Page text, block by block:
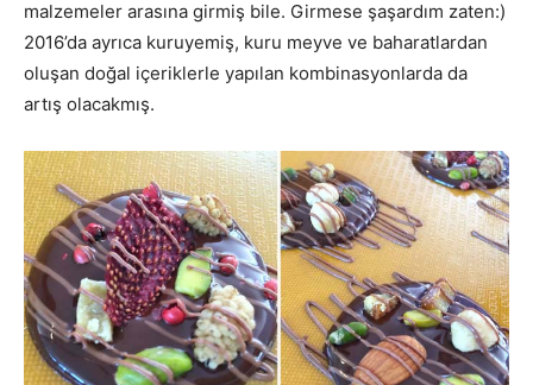
malzemeler arasına girmiş bile. Girmese şaşardım zaten:)
2016’da ayrıca kuruyemiş, kuru meyve ve baharatlardan
oluşan doğal içeriklerle yapılan kombinasyonlarda da
artış olacakmış.